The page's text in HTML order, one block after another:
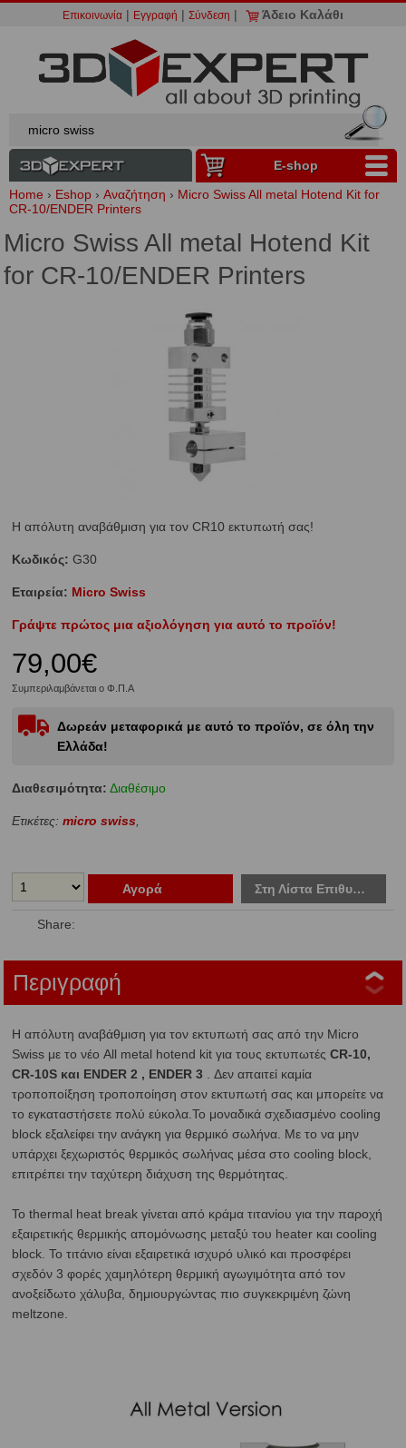
Επικοινωνία | Εγγραφή | Σύνδεση | Άδειο Καλάθι
Ε-shop
Home › Eshop › Αναζήτηση › Micro Swiss All metal Hotend Kit for
CR-10/ENDER Printers
Micro Swiss All metal Hotend Kit
for CR-10/ENDER Printers
Η απόλυτη αναβάθμιση για τον CR10 εκτυπωτή σας!
Κωδικός: G30
Εταιρεία: Micro Swiss
Γράψτε πρώτος μια αξιολόγηση για αυτό το προϊόν!
79,00€
Συμπεριλαμβάνεται ο Φ.Π.Α
Δωρεάν μεταφορικά με αυτό το προϊόν, σε όλη την
Ελλάδα!
Διαθεσιμότητα: Διαθέσιμο
Ετικέτες:micro swiss,
Αγορά Στη Λίστα Επιθυμιών
Share:
Περιγραφή
Η απόλυτη αναβάθμιση για τον εκτυπωτή σας από την Micro
Swiss με το νέο All metal hotend kit για τους εκτυπωτέςCR-10,
CR-10S και ENDER 2 , ENDER 3 . Δεν απαιτεί καμία
τροποποίξηση τροποποίηση στον εκτυπωτή σας και μπορείτε να
το εγκαταστήσετε πολύ εύκολα.Το μοναδικά σχεδιασμένο cooling
block εξαλείφει την ανάγκη για θερμικό σωλήνα. Με το να μην
υπάρχει ξεχωριστός θερμικός σωλήνας μέσα στο cooling block,
επιτρέπει την ταχύτερη διάχυση της θερμότητας.
Το thermal heat break γίνεται από κράμα τιτανίου για την παροχή
εξαιρετικής θερμικής απομόνωσης μεταξύ του heater και cooling
block. Το τιτάνιο είναι εξαιρετικά ισχυρό υλικό και προσφέρει
σχεδόν 3 φορές χαμηλότερη θερμική αγωγιμότητα από τον
ανοξείδωτο χάλυβα, δημιουργώντας πιο συγκεκριμένη ζώνη
meltzone.